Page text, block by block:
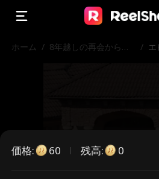
ホーム / 8年越しの再会から、
/
価格: 60 残高: 0